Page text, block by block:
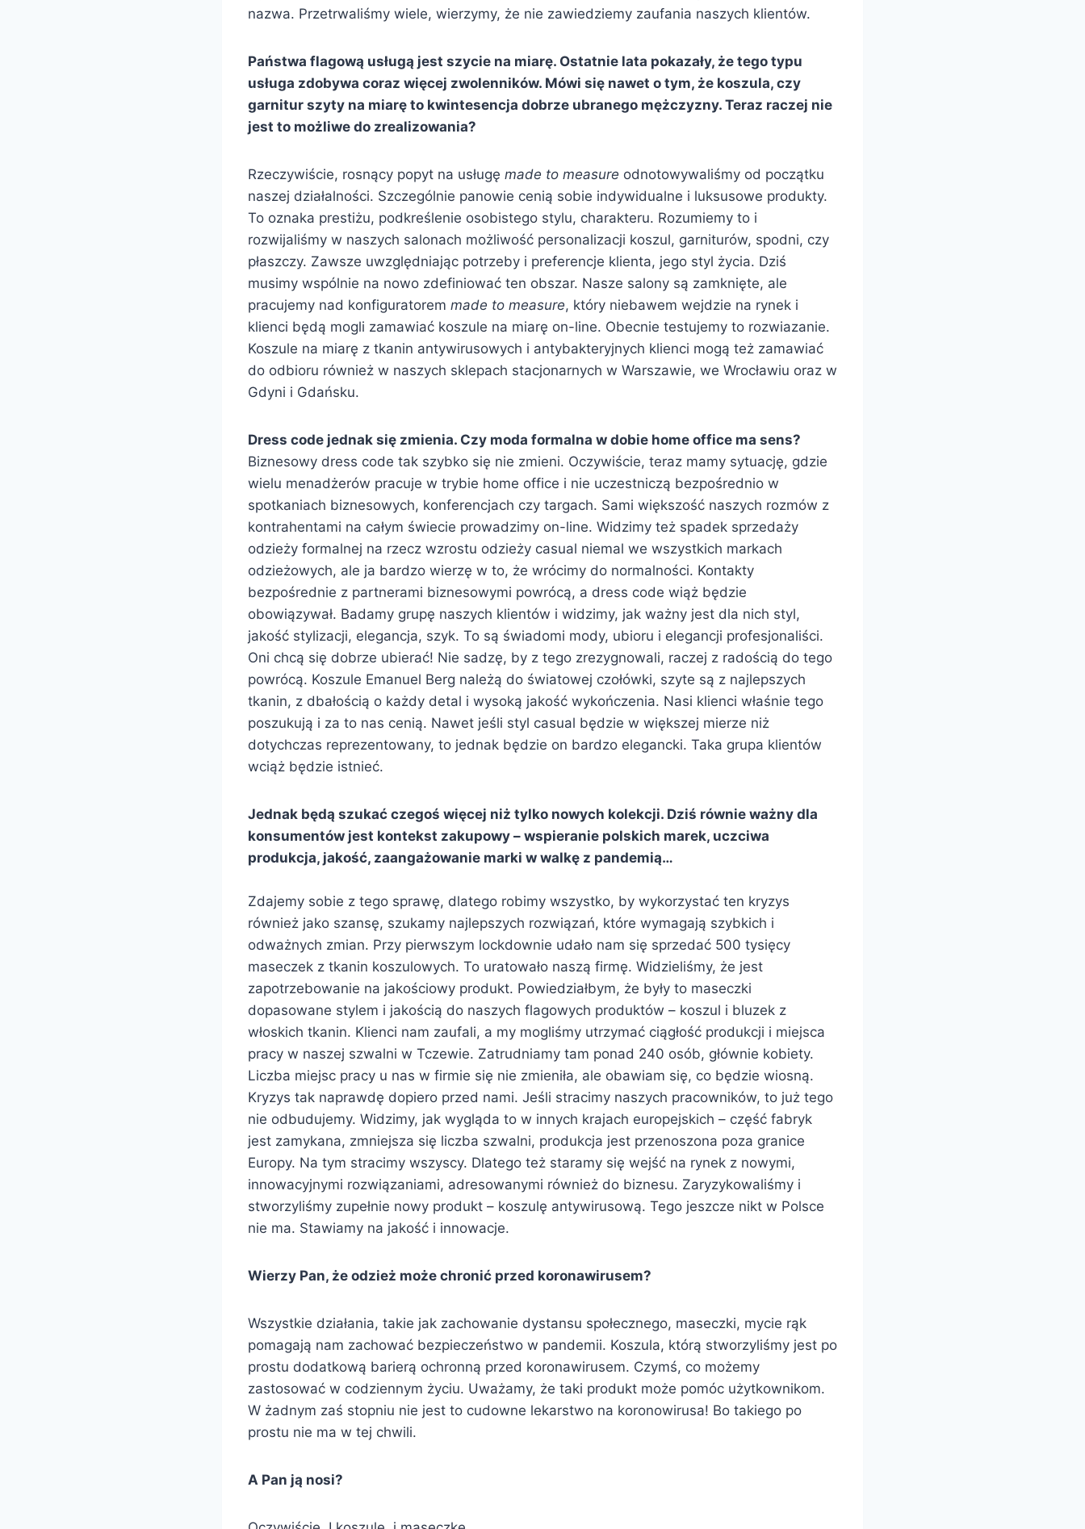
nazwa. Przetrwaliśmy wiele, wierzymy, że nie zawiedziemy zaufania naszych klientów.
Państwa flagową usługą jest szycie na miarę. Ostatnie lata pokazały, że tego typu
usługa zdobywa coraz więcej zwolenników. Mówi się nawet o tym, że koszula, czy
garnitur szyty na miarę to kwintesencja dobrze ubranego mężczyzny. Teraz raczej nie
jest to możliwe do zrealizowania?
Rzeczywiście, rosnący popyt na usługę made to measure odnotowywaliśmy od początku
naszej działalności. Szczególnie panowie cenią sobie indywidualne i luksusowe produkty.
To oznaka prestiżu, podkreślenie osobistego stylu, charakteru. Rozumiemy to i
rozwijaliśmy w naszych salonach możliwość personalizacji koszul, garniturów, spodni, czy
płaszczy. Zawsze uwzględniając potrzeby i preferencje klienta, jego styl życia. Dziś
musimy wspólnie na nowo zdefiniować ten obszar. Nasze salony są zamknięte, ale
pracujemy nad konfiguratorem made to measure, który niebawem wejdzie na rynek i
klienci będą mogli zamawiać koszule na miarę on-line. Obecnie testujemy to rozwiazanie.
Koszule na miarę z tkanin antywirusowych i antybakteryjnych klienci mogą też zamawiać
do odbioru również w naszych sklepach stacjonarnych w Warszawie, we Wrocławiu oraz w
Gdyni i Gdańsku.
Dress code jednak się zmienia. Czy moda formalna w dobie home office ma sens?
Biznesowy dress code tak szybko się nie zmieni. Oczywiście, teraz mamy sytuację, gdzie
wielu menadżerów pracuje w trybie home office i nie uczestniczą bezpośrednio w
spotkaniach biznesowych, konferencjach czy targach. Sami większość naszych rozmów z
kontrahentami na całym świecie prowadzimy on-line. Widzimy też spadek sprzedaży
odzieży formalnej na rzecz wzrostu odzieży casual niemal we wszystkich markach
odzieżowych, ale ja bardzo wierzę w to, że wrócimy do normalności. Kontakty
bezpośrednie z partnerami biznesowymi powrócą, a dress code wiąż będzie
obowiązywał. Badamy grupę naszych klientów i widzimy, jak ważny jest dla nich styl,
jakość stylizacji, elegancja, szyk. To są świadomi mody, ubioru i elegancji profesjonaliści.
Oni chcą się dobrze ubierać! Nie sadzę, by z tego zrezygnowali, raczej z radością do tego
powrócą. Koszule Emanuel Berg należą do światowej czołówki, szyte są z najlepszych
tkanin, z dbałością o każdy detal i wysoką jakość wykończenia. Nasi klienci właśnie tego
poszukują i za to nas cenią. Nawet jeśli styl casual będzie w większej mierze niż
dotychczas reprezentowany, to jednak będzie on bardzo elegancki. Taka grupa klientów
wciąż będzie istnieć.
Jednak będą szukać czegoś więcej niż tylko nowych kolekcji. Dziś równie ważny dla
konsumentów jest kontekst zakupowy – wspieranie polskich marek, uczciwa
produkcja, jakość, zaangażowanie marki w walkę z pandemią…
Zdajemy sobie z tego sprawę, dlatego robimy wszystko, by wykorzystać ten kryzys
również jako szansę, szukamy najlepszych rozwiązań, które wymagają szybkich i
odważnych zmian. Przy pierwszym lockdownie udało nam się sprzedać 500 tysięcy
maseczek z tkanin koszulowych. To uratowało naszą firmę. Widzieliśmy, że jest
zapotrzebowanie na jakościowy produkt. Powiedziałbym, że były to maseczki
dopasowane stylem i jakością do naszych flagowych produktów – koszul i bluzek z
włoskich tkanin. Klienci nam zaufali, a my mogliśmy utrzymać ciągłość produkcji i miejsca
pracy w naszej szwalni w Tczewie. Zatrudniamy tam ponad 240 osób, głównie kobiety.
Liczba miejsc pracy u nas w firmie się nie zmieniła, ale obawiam się, co będzie wiosną.
Kryzys tak naprawdę dopiero przed nami. Jeśli stracimy naszych pracowników, to już tego
nie odbudujemy. Widzimy, jak wygląda to w innych krajach europejskich – część fabryk
jest zamykana, zmniejsza się liczba szwalni, produkcja jest przenoszona poza granice
Europy. Na tym stracimy wszyscy. Dlatego też staramy się wejść na rynek z nowymi,
innowacyjnymi rozwiązaniami, adresowanymi również do biznesu. Zaryzykowaliśmy i
stworzyliśmy zupełnie nowy produkt – koszulę antywirusową. Tego jeszcze nikt w Polsce
nie ma. Stawiamy na jakość i innowacje.
Wierzy Pan, że odzież może chronić przed koronawirusem?
Wszystkie działania, takie jak zachowanie dystansu społecznego, maseczki, mycie rąk
pomagają nam zachować bezpieczeństwo w pandemii. Koszula, którą stworzyliśmy jest po
prostu dodatkową barierą ochronną przed koronawirusem. Czymś, co możemy
zastosować w codziennym życiu. Uważamy, że taki produkt może pomóc użytkownikom.
W żadnym zaś stopniu nie jest to cudowne lekarstwo na koronowirusa! Bo takiego po
prostu nie ma w tej chwili.
A Pan ją nosi?